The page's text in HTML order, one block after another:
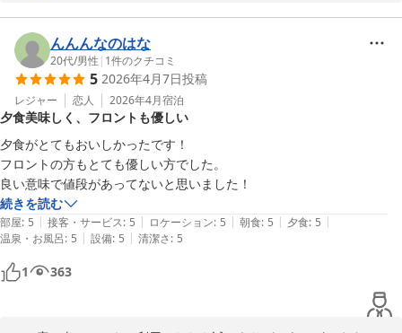
マカイ鴨川リゾートすぐ目の前のプライベート感あふれるビーチ
と、お食事と温泉もご満喫されたと伺い大変嬉しく存じます。
また次回お会いできるのをスタッフ一同楽しみにしております。
Ｍａｈａｌｏ　Ｎｕｉ　Ｌｏａ
ＭＡＫＡＩ ＫＡＭＯＧＡＷＡ ＲＥＳＯＲＴ
2026-05-07
んんんなのはな
20代/男性 | 1件のクチコミ
5 2026年4月7日投稿
レジャー 恋人 2026年4月宿泊
夕食美味しく、フロントも優しい
夕食がとてもおいしかったです！
フロントの方もとても優しい方でした。
良い意味で値段があってないと思いました！
続きを読む
部屋: 5 | 接客・サービス: 5 | ロケーション: 5 | 朝食: 5 | 夕食: 5 |
温泉・お風呂: 5 | 設備: 5 | 清潔さ: 5
1 363